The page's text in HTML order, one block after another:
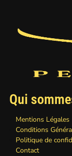
Qui
Mentions Légales
Conditions
Politique de
Contact